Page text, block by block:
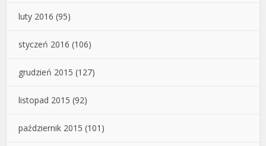
luty 2016 (95)
styczeń 2016 (106)
grudzień 2015 (127)
listopad 2015 (92)
październik 2015 (101)